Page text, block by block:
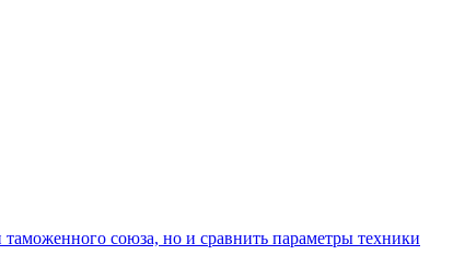
союза, но и сравнить параметры техники